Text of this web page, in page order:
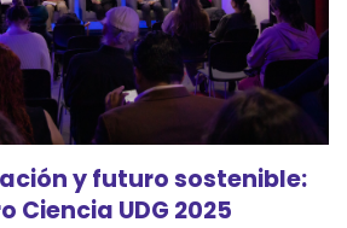
y futuro sostenible:
Ciencia UDG 2025